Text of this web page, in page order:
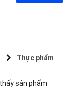
Thực phẩm
sản phẩm